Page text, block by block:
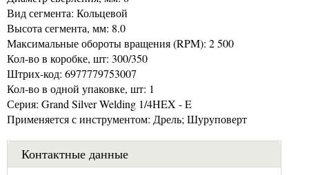
Вид сегмента: Кольцевой
Высота сегмента, мм: 8.0
Максимальные обороты вращения (RPM): 2 500
Кол-во в коробке, шт: 300/350
Штрих-код: 6977779753007
Кол-во в одной упаковке, шт: 1
Серия: Grand Silver Welding 1/4HEX - E
Применяется с инструментом: Дрель; Шуруповерт
Контактные данные